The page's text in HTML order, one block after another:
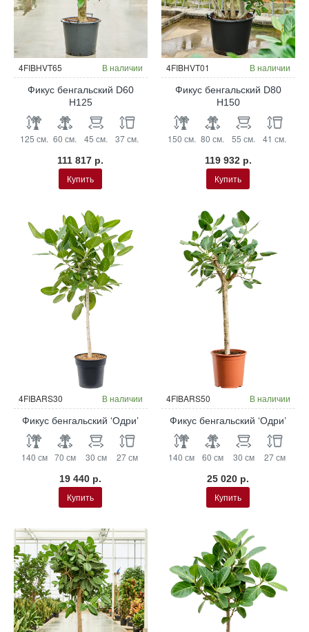
4FIBHVT65 В наличии
Фикус бенгальский D60
H125
125 см. 60 см. 45 см. 37 см.
111 817 р.
Купить
4FIBHVT01 В наличии
Фикус бенгальский D80
H150
150 см. 80 см. 55 см. 41 см.
119 932 р.
Купить
4FIBARS30 В наличии
Фикус бенгальский ‘Одри’
140 см 70 см 30 см 27 см
19 440 р.
Купить
4FIBARS50 В наличии
Фикус бенгальский ‘Одри’
140 см 60 см 30 см 27 см
25 020 р.
Купить